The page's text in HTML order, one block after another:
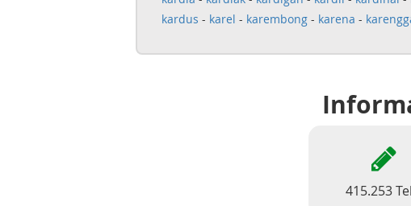
kardus - karel - karembong- karena -
415.253